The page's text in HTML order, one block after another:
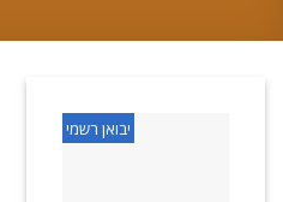
יבואן רשמי